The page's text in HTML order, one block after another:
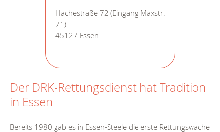
Hachestraße 72 (Eingang Maxstr.
71)
45127 Essen
Der DRK-Rettungsdienst hat Tradition
in Essen
Bereits 1980 gab es in Essen-Steele die erste Rettungswache